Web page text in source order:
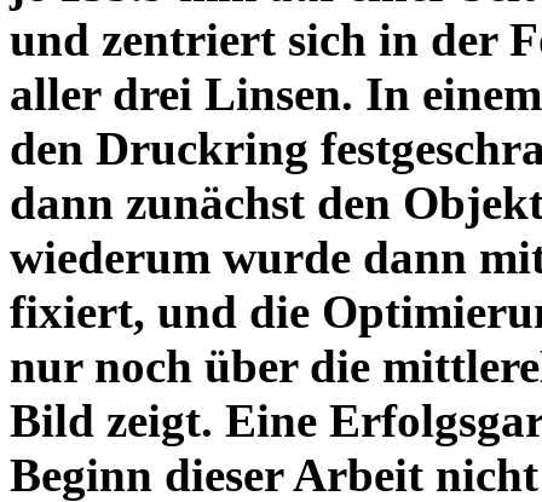
und zentriert sich in der
aller drei Linsen. In
den Druckring
dann zunächst den
wiederum wurde dann
fixiert, und die
nur noch über die
Bild zeigt. Eine
Beginn dieser Arbeit